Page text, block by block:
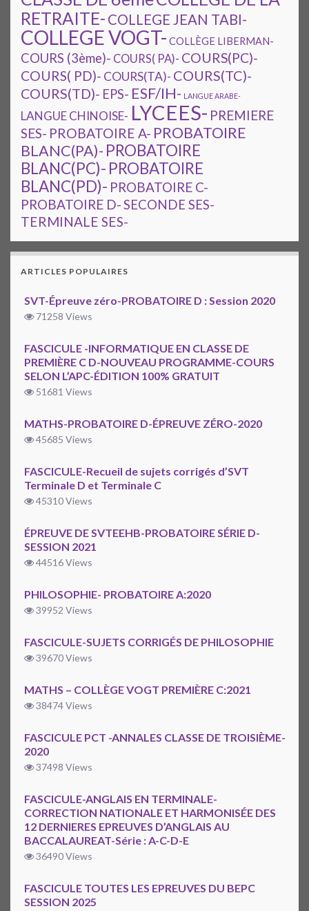
RETRAITE- COLLEGE JEAN TABI-
COLLEGE VOGT- COLLÈGE LIBERMAN-
COURS (3ème)- COURS( PA)- COURS(PC)-
COURS( PD)- COURS(TA)- COURS(TC)-
COURS(TD)- EPS- ESF/IH- LANGUE ARABE-
LANGUE CHINOISE- LYCEES- PREMIERE
SES- PROBATOIRE A- PROBATOIRE
BLANC(PA)- PROBATOIRE
BLANC(PC)- PROBATOIRE
BLANC(PD)- PROBATOIRE C-
PROBATOIRE D-SECONDE SES-
TERMINALE SES-
ARTICLES POPULAIRES
SVT-Épreuve zéro-PROBATOIRE D : Session 2020
71258 Views
FASCICULE -INFORMATIQUE EN CLASSE DE
PREMIÈRE C D-NOUVEAU PROGRAMME-COURS
SELON L’APC-ÉDITION 100% GRATUIT
51681 Views
MATHS-PROBATOIRE D-ÉPREUVE ZÉRO-2020
45685 Views
FASCICULE-Recueil de sujets corrigés d’SVT
Terminale D et Terminale C
45310 Views
ÉPREUVE DE SVTEEHB-PROBATOIRE SÉRIE D-
SESSION 2021
44516 Views
PHILOSOPHIE- PROBATOIRE A:2020
39952 Views
FASCICULE-SUJETS CORRIGÉS DE PHILOSOPHIE
39670 Views
MATHS – COLLÈGE VOGT PREMIÈRE C:2021
38474 Views
FASCICULE PCT -ANNALES CLASSE DE TROISIÈME-
2020
37498 Views
FASCICULE-ANGLAIS EN TERMINALE-
CORRECTION NATIONALE ET HARMONISÉE DES
12 DERNIERES EPREUVES D’ANGLAIS AU
BACCALAUREAT-Série : A-C-D-E
36490 Views
FASCICULE TOUTES LES EPREUVES DU BEPC
SESSION 2025